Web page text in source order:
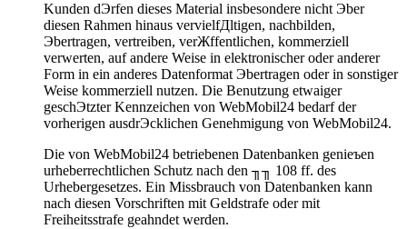
Kunden dЭrfen dieses Material insbesondere nicht Эber
diesen Rahmen hinaus vervielfДltigen, nachbilden,
Эbertragen, vertreiben, verЖffentlichen, kommerziell
verwerten, auf andere Weise in elektronischer oder anderer
Form in ein anderes Datenformat Эbertragen oder in sonstiger
Weise kommerziell nutzen. Die Benutzung etwaiger
geschЭtzter Kennzeichen von WebMobil24 bedarf der
vorherigen ausdrЭcklichen Genehmigung von WebMobil24.
Die von WebMobil24 betriebenen Datenbanken genieъen
urheberrechtlichen Schutz nach den ╖╖ 108 ff. des
Urhebergesetzes. Ein Missbrauch von Datenbanken kann
nach diesen Vorschriften mit Geldstrafe oder mit
Freiheitsstrafe geahndet werden.